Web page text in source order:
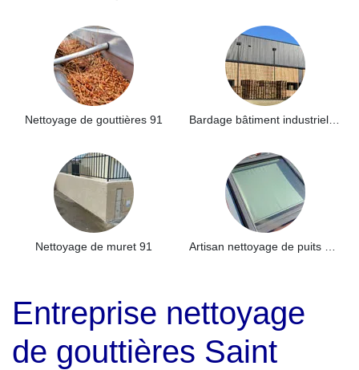
Nettoyage de gouttières 91
Nettoyage de muret 91
Entreprise nettoyage
de gouttières Saint